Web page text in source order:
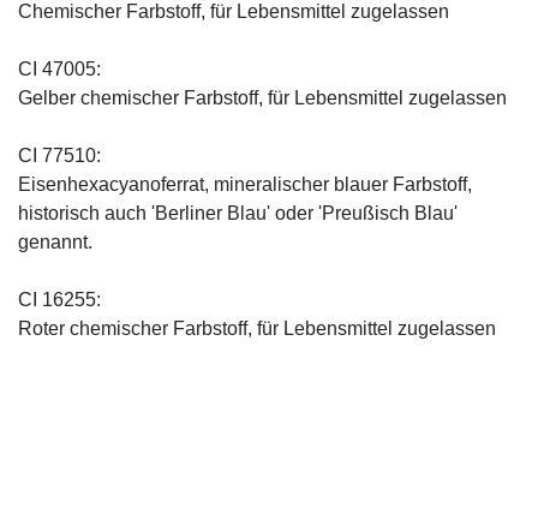
Chemischer Farbstoff, für Lebensmittel zugelassen
CI 47005:
Gelber chemischer Farbstoff, für Lebensmittel zugelassen
CI 77510:
Eisenhexacyanoferrat, mineralischer blauer Farbstoff,
historisch auch 'Berliner Blau' oder 'Preußisch Blau'
genannt.
CI 16255:
Roter chemischer Farbstoff, für Lebensmittel zugelassen